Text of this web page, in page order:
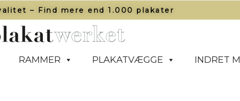
– Find mere end 1.000 plakater​
RAMMER PLAKATVÆGGE INDRET